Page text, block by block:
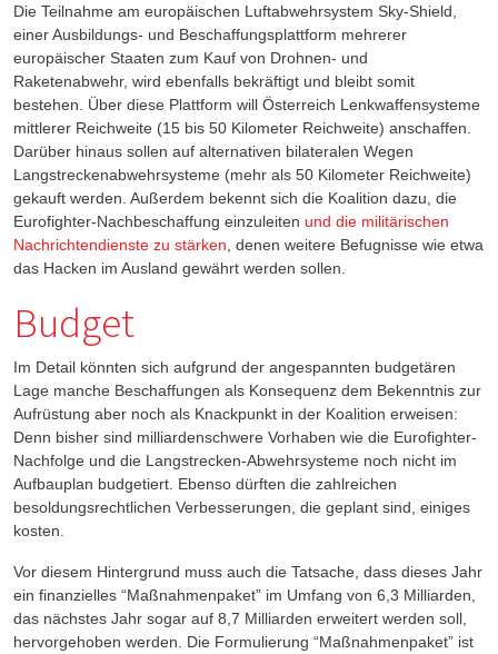
Die Teilnahme am europäischen Luftabwehrsystem Sky-Shield,
einer Ausbildungs- und Beschaffungsplattform mehrerer
europäischer Staaten zum Kauf von Drohnen- und
Raketenabwehr, wird ebenfalls bekräftigt und bleibt somit
bestehen. Über diese Plattform will Österreich Lenkwaffensysteme
mittlerer Reichweite (15 bis 50 Kilometer Reichweite) anschaffen.
Darüber hinaus sollen auf alternativen bilateralen Wegen
Langstreckenabwehrsysteme (mehr als 50 Kilometer Reichweite)
gekauft werden. Außerdem bekennt sich die Koalition dazu, die
Eurofighter-Nachbeschaffung einzuleiten und die militärischen
Nachrichtendienste zu stärken , denen weitere Befugnisse wie etwa
das Hacken im Ausland gewährt werden sollen.
Budget
Im Detail könnten sich aufgrund der angespannten budgetären
Lage manche Beschaffungen als Konsequenz dem Bekenntnis zur
Aufrüstung aber noch als Knackpunkt in der Koalition erweisen:
Denn bisher sind milliardenschwere Vorhaben wie die Eurofighter-
Nachfolge und die Langstrecken-Abwehrsysteme noch nicht im
Aufbauplan budgetiert. Ebenso dürften die zahlreichen
besoldungsrechtlichen Verbesserungen, die geplant sind, einiges
kosten.
Vor diesem Hintergrund muss auch die Tatsache, dass dieses Jahr
ein finanzielles “Maßnahmenpaket” im Umfang von 6,3 Milliarden,
das nächstes Jahr sogar auf 8,7 Milliarden erweitert werden soll,
hervorgehoben werden. Die Formulierung “Maßnahmenpaket” ist